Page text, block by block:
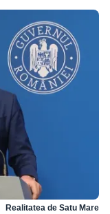
Realitatea de Satu Mare